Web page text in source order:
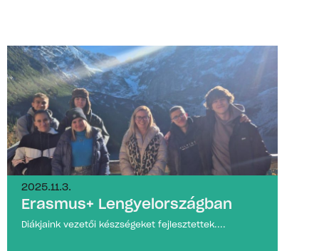
2025.11.3.
Erasmus+ Lengyelországban
Diákjaink vezetői készségeket fejlesztettek....